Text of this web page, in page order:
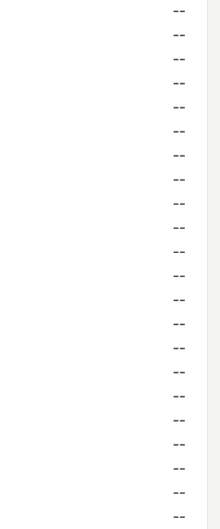
--
--
--
--
--
--
--
--
--
--
--
--
--
--
--
--
--
--
--
--
--
--